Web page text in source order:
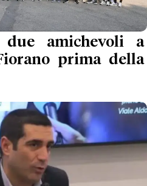
due amichevoli a
prima della